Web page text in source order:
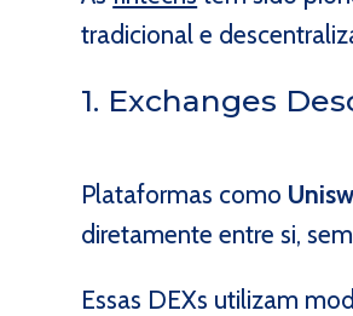
tradicional e
1. Exchanges
Plataformas como
diretamente entre si,
Essas DEXs utilizam